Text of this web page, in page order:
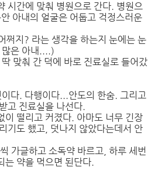
시간에 맞춰 병원으로 간다. 병원으
아내의 얼굴은 어둡고 걱정스러운
쩌지? 라는 생각을 하는지 눈에는 눈
많은 아내....)
맞춰 간 덕에 바로 진료실로 들어갔
다. 다행이다...안도의 한숨. 그리고
고 진료실을 나선다.
이 떨리고 커졌다. 아마도 너무 긴장
기도 했고, 덧나지 않았다는데서 안
가글하고 소독약 바르고, 하루 세번
는 약을 먹으면 된단다.